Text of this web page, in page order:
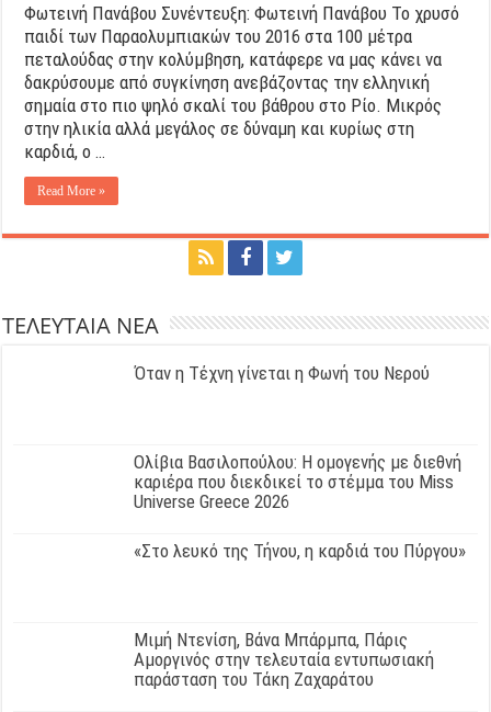
Φωτεινή Πανάβου Συνέντευξη: Φωτεινή Πανάβου Το χρυσό
παιδί των Παραολυμπιακών του 2016 στα 100 μέτρα
πεταλούδας στην κολύμβηση, κατάφερε να μας κάνει να
δακρύσουμε από συγκίνηση ανεβάζοντας την ελληνική
σημαία στο πιο ψηλό σκαλί του βάθρου στο Ρίο. Μικρός
στην ηλικία αλλά μεγάλος σε δύναμη και κυρίως στη
καρδιά, ο …
Read More »
ΤΕΛΕΥΤΑΙΑ ΝΕΑ
Όταν η Τέχνη γίνεται η Φωνή του Νερού
Ολίβια Βασιλοπούλου: Η ομογενής με διεθνή
καριέρα που διεκδικεί το στέμμα του Miss
Universe Greece 2026
«Στο λευκό της Τήνου, η καρδιά του Πύργου»
Μιμή Ντενίση, Βάνα Μπάρμπα, Πάρις
Αμοργινός στην τελευταία εντυπωσιακή
παράσταση του Τάκη Ζαχαράτου